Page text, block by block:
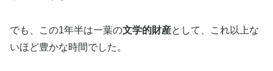
でも、この1年半は一葉の文学的財産として、これ以上な
いほど豊かな時間でした。